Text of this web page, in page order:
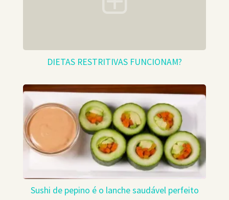
DIETAS RESTRITIVAS FUNCIONAM?
Sushi de pepino é o lanche saudável perfeito